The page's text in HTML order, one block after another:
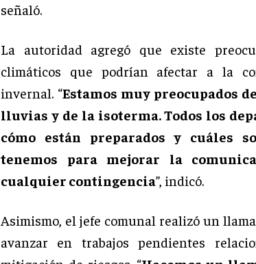
señaló.
La autoridad agregó que existe
climáticos que podrían afectar a la
invernal. “Estamos muy preocupados
lluvias y de la isoterma. Todos los
cómo están preparados y cuáles
tenemos para mejorar la
cualquier contingencia”, indicó.
Asimismo, el jefe comunal realizó un
avanzar en trabajos pendientes